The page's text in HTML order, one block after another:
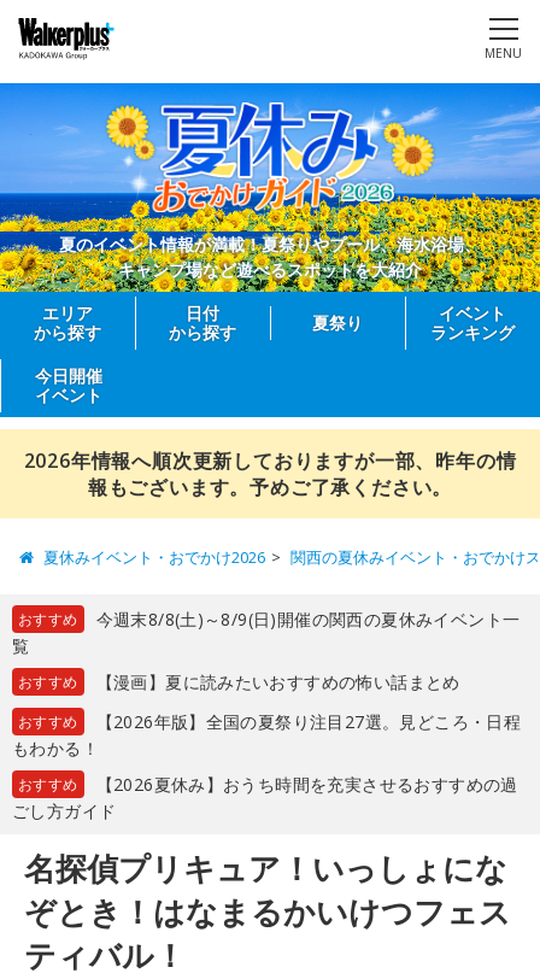
MENU
夏のイベント情報が満載！夏祭りやプール、海水浴場、
キャンプ場など遊べるスポットを大紹介
エリア
から探す
日付
から探す
夏祭り
イベント
ランキング
今日開催
イベント
2026年情報へ順次更新しておりますが一部、昨年の情
報もございます。予めご了承ください。
夏休みイベント・おでかけ2026 関西の夏休みイベント・おでかけ
おすすめ
今週末8/8(土)～8/9(日)開催の関西の夏休みイベント一
覧
おすすめ 【漫画】夏に読みたいおすすめの怖い話まとめ
おすすめ
【2026年版】全国の夏祭り注目27選。見どころ・日程
もわかる！
おすすめ
【2026夏休み】おうち時間を充実させるおすすめの過
ごし方ガイド
名探偵プリキュア！いっしょにな
ぞとき！はなまるかいけつフェス
ティバル！